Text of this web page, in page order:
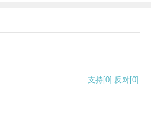
支持[0] 反对[0]